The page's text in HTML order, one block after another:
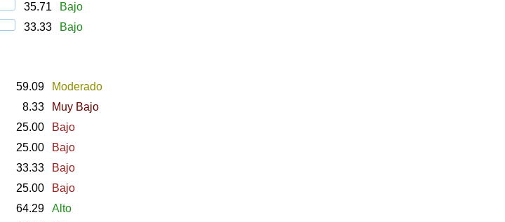
35.71
Bajo
33.33 Bajo
59.09
Moderado
8.33
Muy Bajo
25.00
Bajo
25.00
Bajo
33.33
Bajo
25.00
Bajo
64.29
Alto